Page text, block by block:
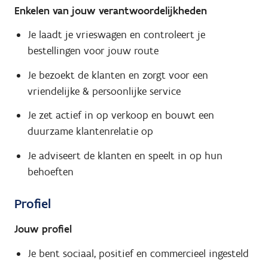
Enkelen van jouw verantwoordelijkheden
Je laadt je vrieswagen en controleert je
bestellingen voor jouw route
Je bezoekt de klanten en zorgt voor een
vriendelijke & persoonlijke service
Je zet actief in op verkoop en bouwt een
duurzame klantenrelatie op
Je adviseert de klanten en speelt in op hun
behoeften
Profiel
Jouw profiel
Je bent sociaal, positief en commercieel ingesteld